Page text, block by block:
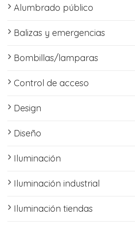
Alumbrado público
Balizas y emergencias
Bombillas/lamparas
Control de acceso
Design
Diseño
Iluminación
Iluminación industrial
Iluminación tiendas